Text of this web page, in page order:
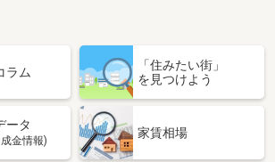
ラム
「住みたい街」
を見つけよう
ータ
金情報)
家賃相場